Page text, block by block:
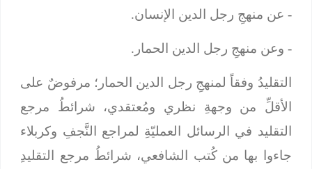
- عن منهجِ رجل الدين الإنسان.
- وعن منهجِ رجل الدين الحمار.
التقليدُ وفقاً لمنهجِ رجل الدين الحمار؛ مرفوضٌ على
الأقلِّ من وجهةِ نظري ومُعتقدي، شرائطُ مرجع
التقليد في الرسائل العمليّةِ لمراجع النَّجفِ وكربلاء
جاءوا بها من كُتب الشافعي، شرائطُ مرجع التقليدِ